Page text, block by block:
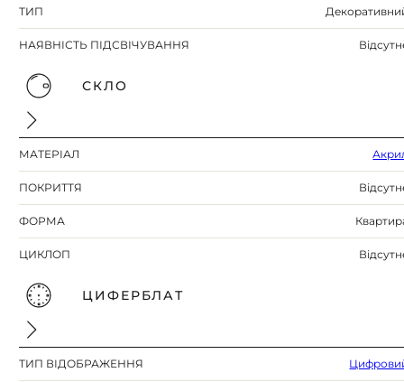
ТИП
НАЯВНІСТЬ ПІДСВІЧУВАННЯ
СКЛО
МАТЕРІАЛ
ПОКРИТТЯ
ФОРМА
ЦИКЛОП
ЦИФЕРБЛАТ
ТИП ВІДОБРАЖЕННЯ